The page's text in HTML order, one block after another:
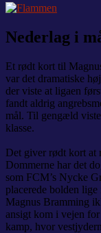
Nederlag i
Et rødt kort til
var det dramatiske
der viste at ligaen
fandt aldrig
mål. Til gengæld
klasse.
Det giver rødt kort at
Dommerne har det
som FCM’s Nycke
placerede bolden
Magnus Bramming
ansigt kom i vejen
kamp, hvor